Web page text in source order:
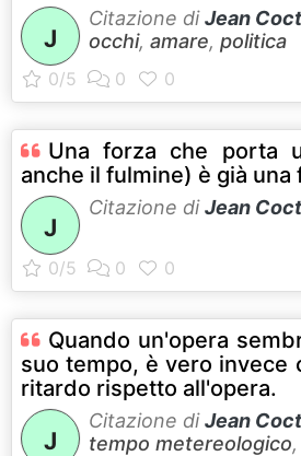
J
Citazione diJean
occhi, amare, politica
Una forza che porta
anche il fulmine) è già
J
Citazione diJean
Quando un'opera
suo tempo, è vero invece
ritardo rispetto all'opera.
J
Citazione diJean
tempo metereologico,